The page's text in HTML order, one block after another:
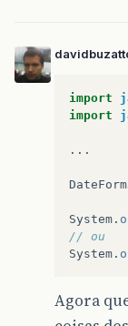
import
import
...
System .
// ou
System .
Agora